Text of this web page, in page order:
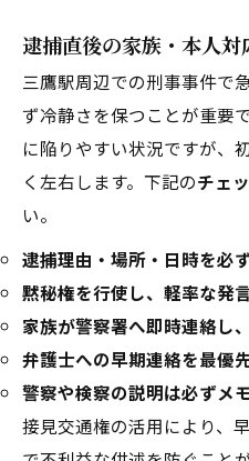
逮捕直後の家族・本人対
三鷹駅周辺での刑事事件で
ず冷静さを保つことが重要
に陥りやすい状況ですが、
く左右します。下記のチェ
い。
逮捕理由・場所・日時を必
黙秘権を行使し、軽率な発
家族が警察署へ即時連絡し
弁護士への早期連絡を最優
警察や検察の説明は必ずメ
接見交通権の活用により、